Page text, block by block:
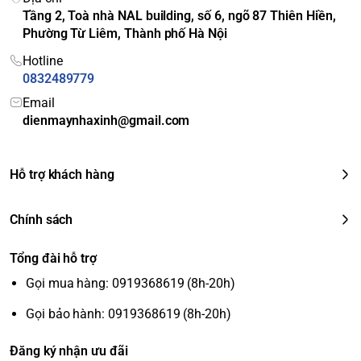
nổi
bật
độ Drum Clean giúp loại bỏ cặn bẩn, vi khuẩn, giữ lồng
giặt luôn sạch sẽ. <br>
Smart Dual Spray:
Tự động phun
nước làm sạch mặt trong của cửa và vòng đệm.
Cô
ng
ng Sấy ngưng tụ
Cá
ch
ng
h
giặ
ấy
16 chương trình: Giặt tiêu chuẩn, Giặt nhanh 15 phút,
Tầng 2, Toà nhà NAL building, số 6, ngõ 87 Thiên Hiền,
Phường Từ Liêm, Thành phố Hà Nội
Hotline
0832489779
Email
dienmaynhaxinh@gmail.com
Hỗ trợ khách hàng
Chính sách
Tổng đài hỗ trợ
Gọi mua hàng: 0919368619 (8h-20h)
Gọi bảo hành: 0919368619 (8h-20h)
Đăng ký nhận ưu đãi